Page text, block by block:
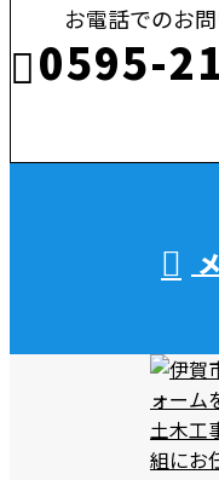
お電話でのお
0595-